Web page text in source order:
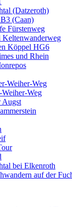
(Datzeroth)
(Caan)
Fürstenweg
Keltenwanderweg
Köppel HG6
und Rhein
Weiher-Weg
Weg
Augst
bei Elkenroth
auf der